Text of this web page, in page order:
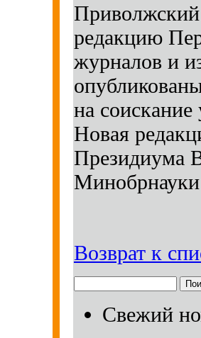
редакцию
журналов и
на соискание
Новая
Президиума
Возврат к
Свежий